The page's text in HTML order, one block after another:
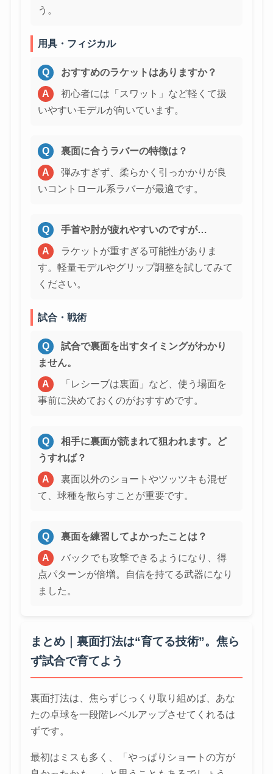
う。
用具・フィジカル
Q おすすめのラケットはありますか？
A
初心者には「スワット」など軽くて扱
いやすいモデルが向いています。
Q 裏面に合うラバーの特徴は？
A
弾みすぎず、柔らかく引っかかりが良
いコントロール系ラバーが最適です。
Q 手首や肘が疲れやすいのですが…
A
ラケットが重すぎる可能性がありま
す。軽量モデルやグリップ調整を試してみて
ください。
試合・戦術
Q
試合で裏面を出すタイミングがわかり
ません。
A
「レシーブは裏面」など、使う場面を
事前に決めておくのがおすすめです。
Q
相手に裏面が読まれて狙われます。ど
うすれば？
A
裏面以外のショートやツッツキも混ぜ
て、球種を散らすことが重要です。
Q 裏面を練習してよかったことは？
A
バックでも攻撃できるようになり、得
点パターンが倍増。自信を持てる武器になり
ました。
まとめ｜裏面打法は“育てる技術”。焦ら
ず試合で育てよう
裏面打法は、焦らずじっくり取り組めば、あな
たの卓球を一段階レベルアップさせてくれるは
ずです。
最初はミスも多く、「やっぱりショートの方が